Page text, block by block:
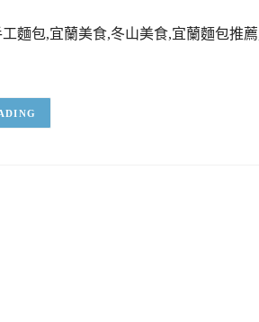
麵包,宜蘭美食,冬山美食,宜蘭麵包推